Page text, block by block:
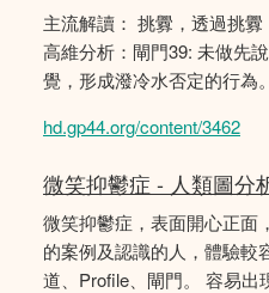
主流解讀： 挑釁，透過挑
高維分析：閘門39: 未做先
覺，形成潑冷水否定的行為。
hd.gp44.org/content/3462
微笑抑鬱症 - 人類圖分
微笑抑鬱症，表面開心正面
的案例及認識的人，體驗較
道、Profile、閘門。 容易出